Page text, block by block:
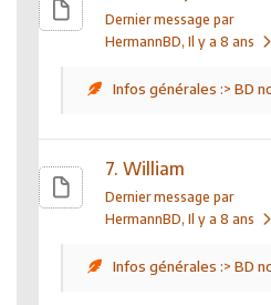
Dernier message par
HermannBD, Il y a 8 ans
Infos générales :> BD
7. William
Dernier message par
HermannBD, Il y a 8 ans
Infos générales :> BD